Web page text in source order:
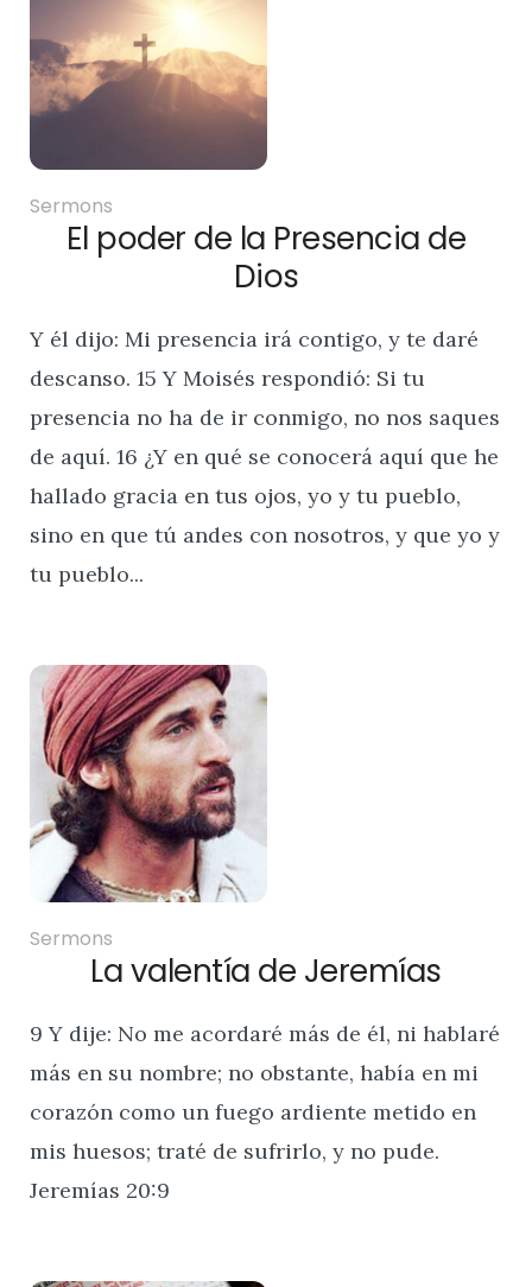
Sermons
El poder de la Presencia de
Dios
Y él dijo: Mi presencia irá contigo, y te daré
descanso. 15 Y Moisés respondió: Si tu
presencia no ha de ir conmigo, no nos saques
de aquí. 16 ¿Y en qué se conocerá aquí que he
hallado gracia en tus ojos, yo y tu pueblo,
sino en que tú andes con nosotros, y que yo y
tu pueblo...
Sermons
La valentía de Jeremías
9 Y dije: No me acordaré más de él, ni hablaré
más en su nombre; no obstante, había en mi
corazón como un fuego ardiente metido en
mis huesos; traté de sufrirlo, y no pude.
Jeremías 20:9